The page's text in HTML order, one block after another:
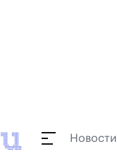
Новости